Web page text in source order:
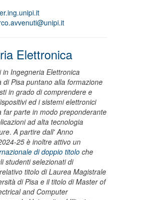
Elettronica
in Ingegneria Elettronica
di Pisa puntano alla formazione
in grado di comprendere e
ed i sistemi elettronici
far parte in modo preponderante
ad alta tecnologia
. A partire dall' Anno
25 è inoltre attivo un
di doppio titolo che
studenti selezionati di
titolo di Laurea Magistrale
di Pisa e il titolo di Master of
and Computer